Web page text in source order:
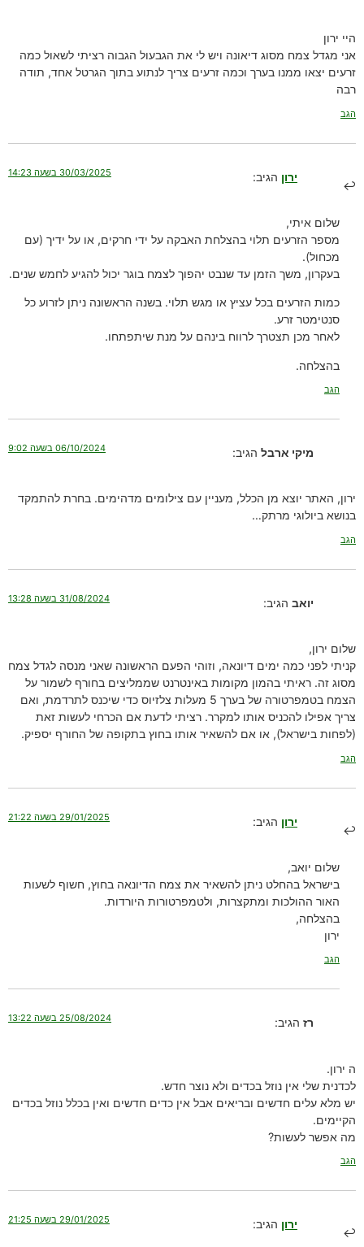
היי ירון
אני מגדל צמח מסוג דיאונה ויש לי את הגבעול הגבוה רציתי לשאול כמה
זרעים יצאו ממנו בערך וכמה זרעים צריך לנתוע בתוך הגרטל אחד, תודה
רבה
הגב
ירון הגיב: 30/03/2025 בשעה 14:23
שלום איתי,
מספר הזרעים תלוי בהצלחת האבקה על ידי חרקים, או על ידיך (עם
מכחול).
בעקרון, משך הזמן עד שנבט יהפוך לצמח בוגר יכול להגיע לחמש שנים.
כמות הזרעים בכל עציץ או מגש תלוי. בשנה הראשונה ניתן לזרוע כל
סנטימטר זרע.
לאחר מכן תצטרך לרווח בינהם על מנת שיתפתחו.
בהצלחה.
הגב
מיקי ארבל הגיב: 06/10/2024 בשעה 9:02
ירון, האתר יוצא מן הכלל, מעניין עם צילומים מדהימים. בחרת להתמקד
בנושא ביולוגי מרתק…
הגב
יואב הגיב: 31/08/2024 בשעה 13:28
שלום ירון,
קניתי לפני כמה ימים דיונאה, וזוהי הפעם הראשונה שאני מנסה לגדל צמח
מסוג זה. ראיתי בהמון מקומות באינטרנט שממליצים בחורף לשמור על
הצמח בטמפרטורה של בערך 5 מעלות צלזיוס כדי שיכנס לתרדמת, ואם
צריך אפילו להכניס אותו למקרר. רציתי לדעת אם הכרחי לעשות זאת
(לפחות בישראל), או אם להשאיר אותו בחוץ בתקופה של החורף יספיק.
הגב
ירון הגיב: 29/01/2025 בשעה 21:22
שלום יואב,
בישראל בהחלט ניתן להשאיר את צמח הדיונאה בחוץ, חשוף לשעות
האור ההולכות ומתקצרות, ולטמפרטורות היורדות.
בהצלחה,
ירון
הגב
רז הגיב: 25/08/2024 בשעה 13:22
ה ירון.
לכדנית שלי אין נוזל בכדים ולא נוצר חדש.
יש מלא עלים חדשים ובריאים אבל אין כדים חדשים ואין בכלל נוזל בכדים
הקיימים.
מה אפשר לעשות?
הגב
ירון הגיב: 29/01/2025 בשעה 21:25